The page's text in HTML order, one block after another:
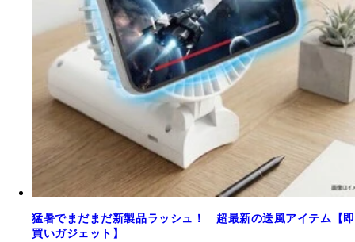
猛暑でまだまだ新製品ラッシュ！ 超最新の送風アイテム【即
買いガジェット】